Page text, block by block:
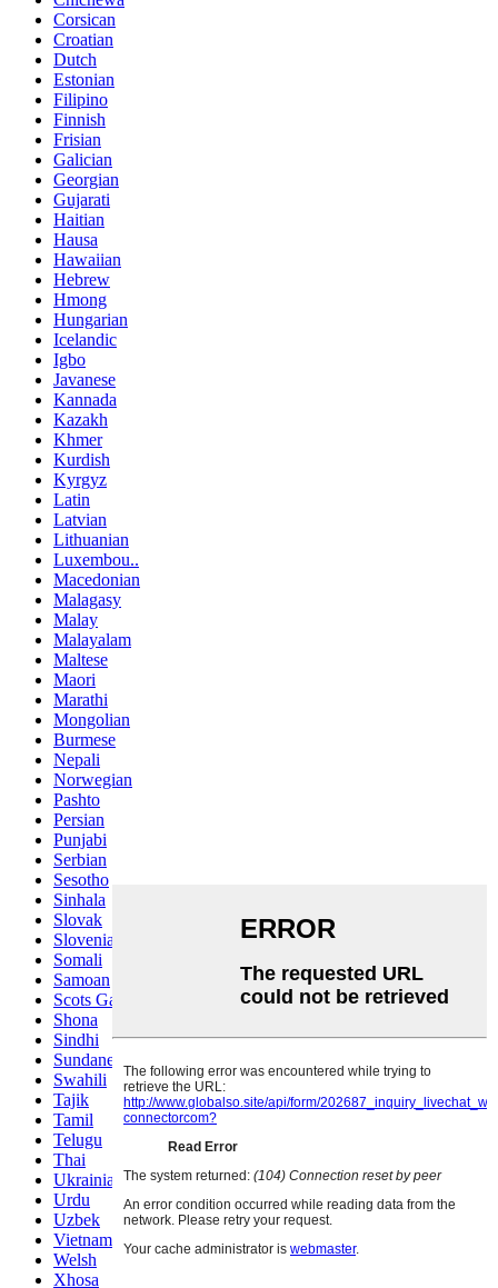
Corsican
Croatian
Dutch
Estonian
Filipino
Finnish
Frisian
Galician
Georgian
Gujarati
Haitian
Hausa
Hawaiian
Hebrew
Hmong
Hungarian
Icelandic
Igbo
Javanese
Kannada
Kazakh
Khmer
Kurdish
Kyrgyz
Latin
Latvian
Lithuanian
Luxembou..
Macedonian
Malagasy
Malay
Malayalam
Maltese
Maori
Marathi
Mongolian
Burmese
Nepali
Norwegian
Pashto
Persian
Punjabi
Serbian
Sesotho
Sinhala
Slovak
Slovenian
Somali
Samoan
Scots Gaelic
Shona
Sindhi
Sundanese
Swahili
Tajik
Tamil
Telugu
Thai
Ukrainian
Urdu
Uzbek
Vietnamese
Welsh
Xhosa